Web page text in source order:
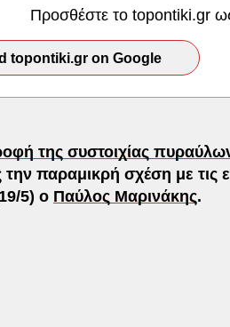
Προσθέστε το topontiki.gr
topontiki.gr on Google
της συστοιχίας
παραμικρή σχέση με τις
5) ο Παύλος Μαρινάκης.